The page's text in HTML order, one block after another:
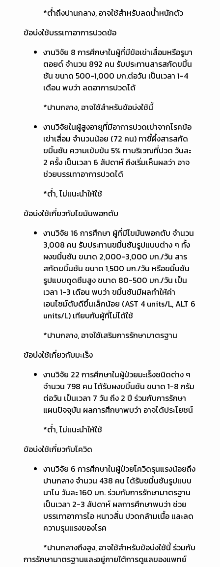
*ต่ำถึงปานกลาง, อาจใช้สำหรับลดน้ำหนักตัว
ข้อบ่งใช้บรรเทาอาการปวดข้อ
งานวิจัย 8 การศึกษาในผู้ที่มีข้อเข่าเสื่อมหรือรูมา
ตอยด์ จำนวน 892 คน รับประทานสารสกัดขมิ้น
ชัน ขนาด 500-1,000 มก.ต่อวัน เป็นเวลา 1-4
เดือน พบว่า ลดอาการปวดได้
*ปานกลาง, อาจใช้สำหรับข้อบ่งใช้นี้
งานวิจัยในผู้สูงอายุที่มีอาการปวดเข่าจากโรคข้อ
เข่าเสื่อม จำนวนน้อย (72 คน) ทาขี้ผึ้งสารสกัด
ขมิ้นชัน ความเข้มข้น 5% ทาบริเวณที่ปวด วันละ
2 ครั้ง เป็นเวลา 6 สัปดาห์ ถึงเริ่มเห็นผลว่า อาจ
ช่วยบรรเทาอาการปวดได้
*ต่ำ, ไม่แนะนำให้ใช้
ข้อบ่งใช้เกี่ยวกับไขมันพอกตับ
งานวิจัย 16 การศึกษา ผู้ที่มีไขมันพอกตับ จำนวน
3,008 คน รับประทานขมิ้นชันรูปแบบต่าง ๆ ทั้ง
ผงขมิ้นชัน ขนาด 2,000-3,000 มก./วัน สาร
สกัดขมิ้นชัน ขนาด 1,500 มก./วัน หรือขมิ้นชัน
รูปแบบดูดซึมสูง ขนาด 80-500 มก./วัน เป็น
เวลา 1-3 เดือน พบว่า ขมิ้นชันมีผลทำให้ค่า
เอนไซม์ตับดีขึ้นเล็กน้อย (AST 4 units/L, ALT 6
units/L) เทียบกับผู้ที่ไม่ได้ใช้
*ปานกลาง, อาจใช้เสริมการรักษามาตรฐาน
ข้อบ่งใช้เกี่ยวกับมะเร็ง
งานวิจัย 22 การศึกษาในผู้ป่วยมะเร็งชนิดต่าง ๆ
จำนวน 798 คน ได้รับผงขมิ้นชัน ขนาด 1-8 กรัม
ต่อวัน เป็นเวลา 7 วัน ถึง 2 ปี ร่วมกับการรักษา
แผนปัจจุบัน ผลการศึกษาพบว่า อาจได้ประโยชน์
*ต่ำ, ไม่แนะนำให้ใช้
ข้อบ่งใช้เกี่ยวกับโควิด
งานวิจัย 6 การศึกษาในผู้ป่วยโควิดรุนแรงน้อยถึง
ปานกลาง จำนวน 438 คน ได้รับขมิ้นชันรูปแบบ
นาโน วันละ 160 มก. ร่วมกับการรักษามาตรฐาน
เป็นเวลา 2-3 สัปดาห์ ผลการศึกษาพบว่า ช่วย
บรรเทาอาการไอ หนาวสั่น ปวดกล้ามเนื้อ และลด
ความรุนแรงของโรค
*ปานกลางถึงสูง, อาจใช้สำหรับข้อบ่งใช้นี้ ร่วมกับ
การรักษามาตรฐานและอยู่ภายใต้การดูแลของแพทย์